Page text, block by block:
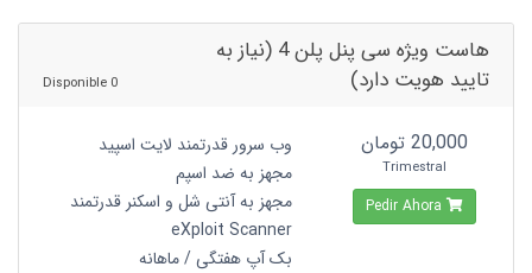
هاست ویژه سی پنل پلن 4 (نیاز به
تایید هویت دارد)
0 Disponible
وب سرور قدرتمند لایت اسپید
مجهز به ضد اسپم
مجهز به آنتی شل و اسکنر قدرتمند
eXploit Scanner
بک آپ هفتگی / ماهانه
20,000 تومان
Trimestral